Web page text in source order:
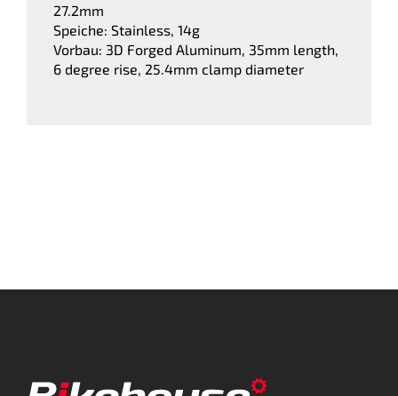
27.2mm
Speiche: Stainless, 14g
Vorbau: 3D Forged Aluminum, 35mm length,
6 degree rise, 25.4mm clamp diameter